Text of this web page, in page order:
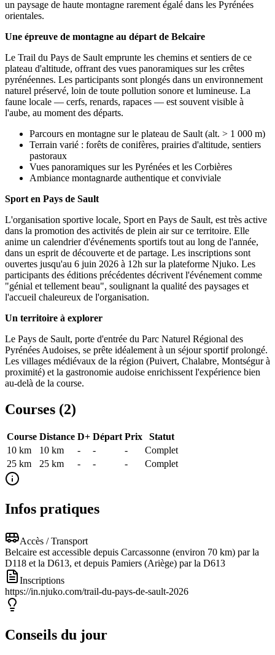
un paysage de haute montagne rarement égalé dans les Pyrénées
orientales.
Une épreuve de montagne au départ de Belcaire
Le Trail du Pays de Sault emprunte les chemins et sentiers de ce
plateau d'altitude, offrant des vues panoramiques sur les crêtes
pyrénéennes. Les participants sont plongés dans un environnement
naturel préservé, loin de toute pollution sonore et lumineuse. La
faune locale — cerfs, renards, rapaces — est souvent visible à
l'aube, au moment des départs.
Parcours en montagne sur le plateau de Sault (alt. > 1 000 m)
Terrain varié : forêts de conifères, prairies d'altitude, sentiers
pastoraux
Vues panoramiques sur les Pyrénées et les Corbières
Ambiance montagnarde authentique et conviviale
Sport en Pays de Sault
L'organisation sportive locale, Sport en Pays de Sault, est très active
dans la promotion des activités de plein air sur ce territoire. Elle
anime un calendrier d'événements sportifs tout au long de l'année,
dans un esprit de découverte et de partage. Les inscriptions sont
ouvertes jusqu'au 6 juin 2026 à 12h sur la plateforme Njuko. Les
participants des éditions précédentes décrivent l'événement comme
"génial et tellement beau", soulignant la qualité des paysages et
l'accueil chaleureux de l'organisation.
Un territoire à explorer
Le Pays de Sault, porte d'entrée du Parc Naturel Régional des
Pyrénées Audoises, se prête idéalement à un séjour sportif prolongé.
Les villages médiévaux de la région (Puivert, Chalabre, Montségur à
proximité) et la gastronomie audoise enrichissent l'expérience bien
au-delà de la course.
Courses (2)
Course Distance D+ Départ Prix
Statut
10 km
10 km - - -
Complet
25 km
25 km - - - Complet
Infos pratiques
Accès / Transport
Belcaire est accessible depuis Carcassonne (environ 70 km) par la
D118 et la D613, et depuis Pamiers (Ariège) par la D613
Inscriptions
https://in.njuko.com/trail-du-pays-de-sault-2026
Conseils du jour